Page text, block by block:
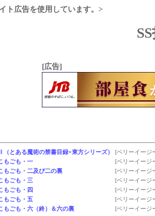
ト広告を使用しています。>
[広告]
とある魔術の禁書目録×東方シリーズ）
[ベリーイージ
もごも・一
[ベリーイージ
ごも・二及び二の裏
[ベリーイージ
もごも・三
[ベリーイージ
もごも・四
[ベリーイージ
もごも・五
[ベリーイージ
ごも・六（終）＆六の裏
[ベリーイージ